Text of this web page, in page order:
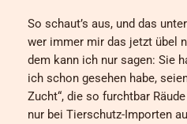
So schaut’s aus, und das
wer immer mir das jetzt übel
dem kann ich nur sagen: Sie
ich schon gesehen habe,
Zucht“, die so furchtbar
nur bei Tierschutz-Importen